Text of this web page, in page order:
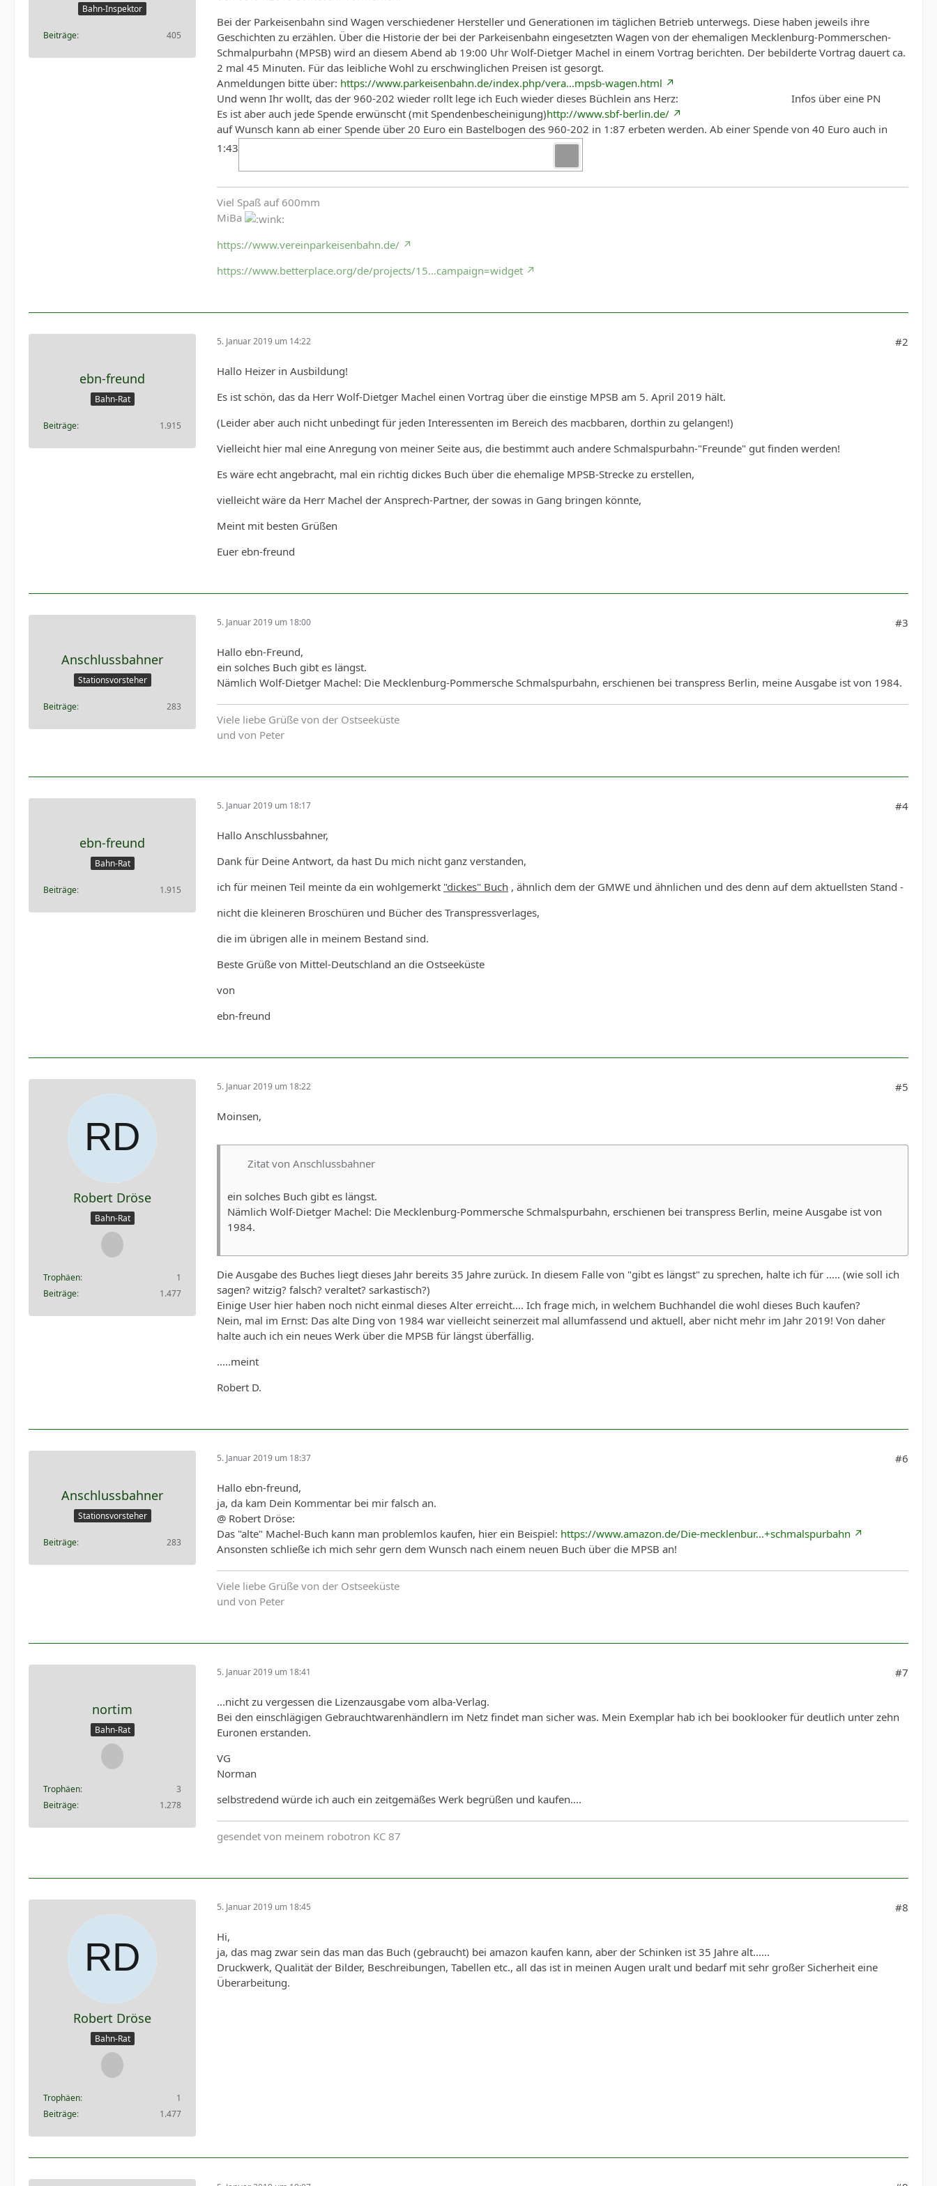
Bahn-Inspektor
Beiträge 405
Bei der Parkeisenbahn sind Wagen verschiedener Hersteller und Generationen im täglichen Betrieb unterwegs. Diese haben jeweils ihre
Geschichten zu erzählen. Über die Historie der bei der Parkeisenbahn eingesetzten Wagen von der ehemaligen Mecklenburg-Pommerschen-
Schmalpurbahn (MPSB) wird an diesem Abend ab 19:00 Uhr Wolf-Dietger Machel in einem Vortrag berichten. Der bebilderte Vortrag dauert ca.
2 mal 45 Minuten. Für das leibliche Wohl zu erschwinglichen Preisen ist gesorgt.
Anmeldungen bitte über: https://www.parkeisenbahn.de/index.php/vera…mpsb-wagen.html
Und wenn Ihr wollt, das der 960-202 wieder rollt lege ich Euch wieder dieses Büchlein ans Herz:
Infos über eine PN
Es ist aber auch jede Spende erwünscht (mit Spendenbescheinigung)http://www.sbf-berlin.de/
auf Wunsch kann ab einer Spende über 20 Euro ein Bastelbogen des 960-202 in 1:87 erbeten werden. Ab einer Spende von 40 Euro auch in
1:43
Viel Spaß auf 600mm
MiBa
https://www.vereinparkeisenbahn.de/
https://www.betterplace.org/de/projects/15…campaign=widget
ebn-freund
Bahn-Rat
Beiträge 1.915
5. Januar 2019 um 14:22 #2
Hallo Heizer in Ausbildung!
Es ist schön, das da Herr Wolf-Dietger Machel einen Vortrag über die einstige MPSB am 5. April 2019 hält.
(Leider aber auch nicht unbedingt für jeden Interessenten im Bereich des macbbaren, dorthin zu gelangen!)
Vielleicht hier mal eine Anregung von meiner Seite aus, die bestimmt auch andere Schmalspurbahn-"Freunde" gut finden werden!
Es wäre echt angebracht, mal ein richtig dickes Buch über die ehemalige MPSB-Strecke zu erstellen,
vielleicht wäre da Herr Machel der Ansprech-Partner, der sowas in Gang bringen könnte,
Meint mit besten Grüßen
Euer ebn-freund
Anschlussbahner
Stationsvorsteher
Beiträge 283
5. Januar 2019 um 18:00 #3
Hallo ebn-Freund,
ein solches Buch gibt es längst.
Nämlich Wolf-Dietger Machel: Die Mecklenburg-Pommersche Schmalspurbahn, erschienen bei transpress Berlin, meine Ausgabe ist von 1984.
Viele liebe Grüße von der Ostseeküste
und von Peter
ebn-freund
Bahn-Rat
Beiträge 1.915
5. Januar 2019 um 18:17 #4
Hallo Anschlussbahner,
Dank für Deine Antwort, da hast Du mich nicht ganz verstanden,
ich für meinen Teil meinte da ein wohlgemerkt "dickes" Buch , ähnlich dem der GMWE und ähnlichen und des denn auf dem aktuellsten Stand -
nicht die kleineren Broschüren und Bücher des Transpressverlages,
die im übrigen alle in meinem Bestand sind.
Beste Grüße von Mittel-Deutschland an die Ostseeküste
von
ebn-freund
Robert Dröse
Bahn-Rat
Trophäen
1
Beiträge
1.477
5. Januar 2019 um 18:22 #5
Moinsen,
Zitat von Anschlussbahner
ein solches Buch gibt es längst.
Nämlich Wolf-Dietger Machel: Die Mecklenburg-Pommersche Schmalspurbahn, erschienen bei transpress Berlin, meine Ausgabe ist von
1984.
Die Ausgabe des Buches liegt dieses Jahr bereits 35 Jahre zurück. In diesem Falle von "gibt es längst" zu sprechen, halte ich für ..... (wie soll ich
sagen? witzig? falsch? veraltet? sarkastisch?)
Einige User hier haben noch nicht einmal dieses Alter erreicht.... Ich frage mich, in welchem Buchhandel die wohl dieses Buch kaufen?
Nein, mal im Ernst: Das alte Ding von 1984 war vielleicht seinerzeit mal allumfassend und aktuell, aber nicht mehr im Jahr 2019! Von daher
halte auch ich ein neues Werk über die MPSB für längst überfällig.
.....meint
Robert D.
Anschlussbahner
Stationsvorsteher
Beiträge 283
5. Januar 2019 um 18:37 #6
Hallo ebn-freund,
ja, da kam Dein Kommentar bei mir falsch an.
@ Robert Dröse:
Das "alte" Machel-Buch kann man problemlos kaufen, hier ein Beispiel: https://www.amazon.de/Die-mecklenbur…+schmalspurbahn
Ansonsten schließe ich mich sehr gern dem Wunsch nach einem neuen Buch über die MPSB an!
Viele liebe Grüße von der Ostseeküste
und von Peter
nortim
Bahn-Rat
Trophäen
3
Beiträge
1.278
5. Januar 2019 um 18:41 #7
...nicht zu vergessen die Lizenzausgabe vom alba-Verlag.
Bei den einschlägigen Gebrauchtwarenhändlern im Netz findet man sicher was. Mein Exemplar hab ich bei booklooker für deutlich unter zehn
Euronen erstanden.
VG
Norman
selbstredend würde ich auch ein zeitgemäßes Werk begrüßen und kaufen....
gesendet von meinem robotron KC 87
Robert Dröse
Bahn-Rat
Trophäen
1
Beiträge
1.477
5. Januar 2019 um 18:45 #8
Hi,
ja, das mag zwar sein das man das Buch (gebraucht) bei amazon kaufen kann, aber der Schinken ist 35 Jahre alt......
Druckwerk, Qualität der Bilder, Beschreibungen, Tabellen etc., all das ist in meinen Augen uralt und bedarf mit sehr großer Sicherheit eine
Überarbeitung.